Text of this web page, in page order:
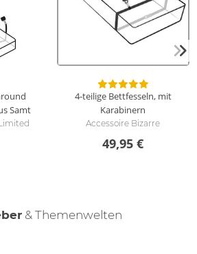
Samt
4-teilige Bettfesseln, mit
Karabinern
Accessoire Bizarre
49,95 €
& Themenwelten